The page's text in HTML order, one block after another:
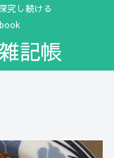
究し続ける
記帳